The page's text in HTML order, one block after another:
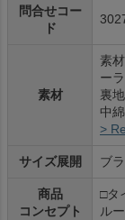
問合せコー
ド
素材
素
ー
裏
中
>
サイズ展開 ブ
商品
コンセプト
□タ
ル